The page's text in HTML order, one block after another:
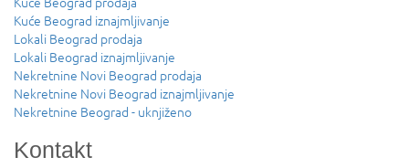
Kuće Beograd iznajmljivanje
Lokali Beograd prodaja
Lokali Beograd iznajmljivanje
Nekretnine Novi Beograd prodaja
Nekretnine Novi Beograd iznajmljivanje
Nekretnine Beograd - uknjiženo
Kontakt